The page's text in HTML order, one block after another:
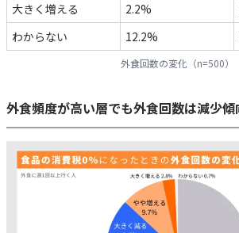
大きく増える
2.2%
わからない
12.2%
外食回数の変化（n=500）
外食頻度が高い層でも外食回数は減少傾